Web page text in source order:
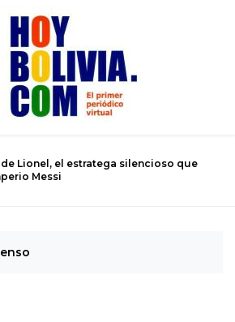
valle donde la piedra brota milagros y la
en realidad